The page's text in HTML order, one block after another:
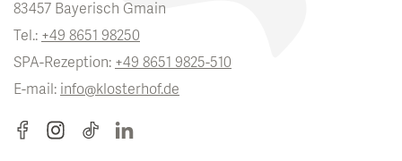
83457 Bayerisch Gmain
Tel.: +49 8651 98250
SPA-Rezeption: +49 8651 9825-510
E-mail: info@klosterhof.de